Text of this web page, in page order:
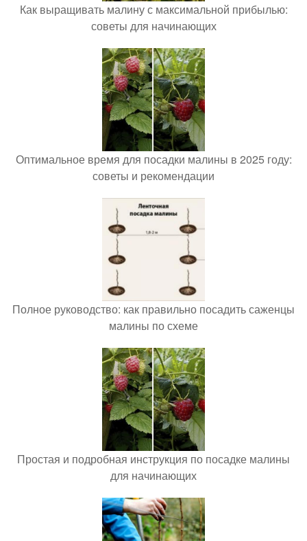
Как выращивать малину с максимальной прибылью:
советы для начинающих
Оптимальное время для посадки малины в 2025 году:
советы и рекомендации
Полное руководство: как правильно посадить саженцы
малины по схеме
Простая и подробная инструкция по посадке малины
для начинающих